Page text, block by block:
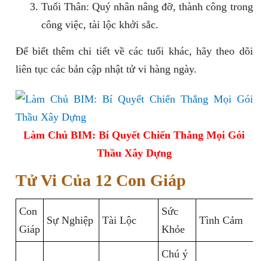
Tuổi Thân: Quý nhân nâng đỡ, thành công trong
công việc, tài lộc khởi sắc.
Để biết thêm chi tiết về các tuổi khác, hãy theo dõi
liên tục các bản cập nhật tử vi hàng ngày.
Làm Chủ BIM: Bí Quyết Chiến Thắng Mọi Gói
Thầu Xây Dựng
Tử Vi Của 12 Con Giáp
Con
Giáp
Sự Nghiệp Tài Lộc
Sức
Khỏe
Tình Cảm
Chú ý